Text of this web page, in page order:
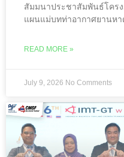
สัมมนาประชาสัมพันธ์โครง
แผนแม่บทท่าอากาศยานห
READ MORE »
July 9, 2026 No Comments